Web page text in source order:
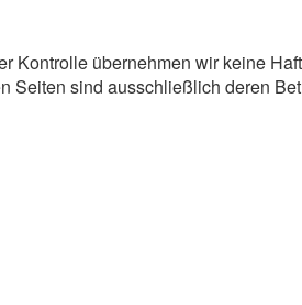
Kontrolle übernehmen wir keine
Seiten sind ausschließlich deren